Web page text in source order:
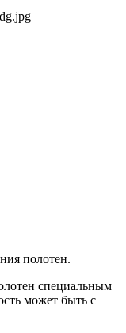
полотен.
специальным
может быть с